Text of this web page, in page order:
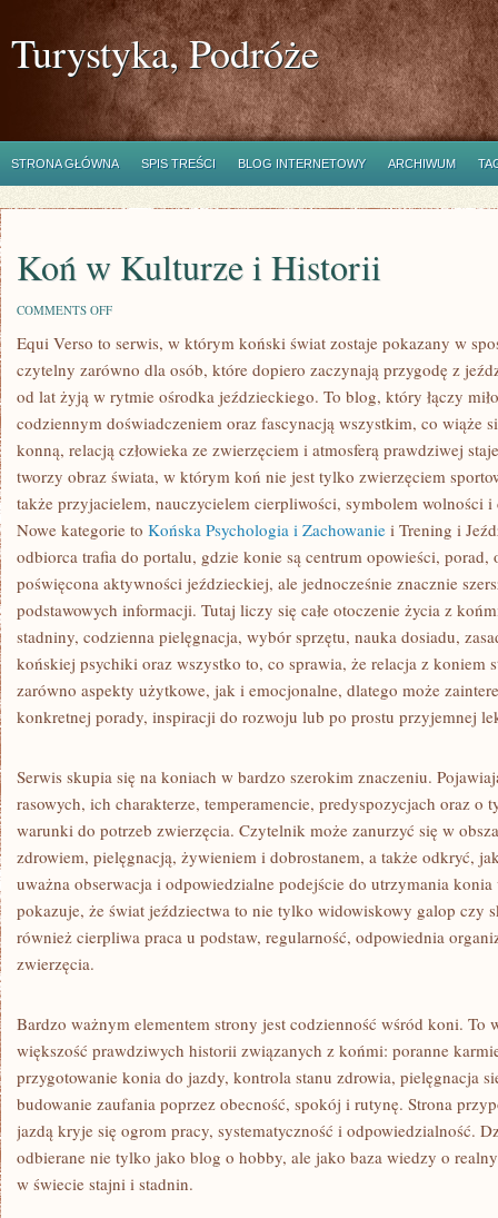
Turystyka, Podróże
STRONA GŁÓWNA SPIS TREŚCI BLOG INTERNETOWY ARCHIWUM
Koń w Kulturze i Historii
COMMENTS OFFON
W
I
HISTORII
Equi Verso to serwis, w którym koński świat zostaje pokazany w
czytelny zarówno dla osób, które dopiero zaczynają przygodę z
od lat żyją w rytmie ośrodka jeździeckiego. To blog, który łączy
codziennym doświadczeniem oraz fascynacją wszystkim, co wiąże
konną, relacją człowieka ze zwierzęciem i atmosferą prawdziwej
tworzy obraz świata, w którym koń nie jest tylko zwierzęciem
także przyjacielem, nauczycielem cierpliwości, symbolem wolności
Nowe kategorie to Końska Psychologia i Zachowanie i Trening i
odbiorca trafia do portalu, gdzie konie są centrum opowieści,
poświęcona aktywności jeździeckiej, ale jednocześnie znacznie
podstawowych informacji. Tutaj liczy się całe otoczenie życia z
stadniny, codzienna pielęgnacja, wybór sprzętu, nauka dosiadu,
końskiej psychiki oraz wszystko to, co sprawia, że relacja z koniem
zarówno aspekty użytkowe, jak i emocjonalne, dlatego może
konkretnej porady, inspiracji do rozwoju lub po prostu przyjemnej
Serwis skupia się na koniach w bardzo szerokim znaczeniu.
rasowych, ich charakterze, temperamencie, predyspozycjach oraz o
warunki do potrzeb zwierzęcia. Czytelnik może zanurzyć się w
zdrowiem, pielęgnacją, żywieniem i dobrostanem, a także odkryć,
uważna obserwacja i odpowiedzialne podejście do utrzymania
pokazuje, że świat jeździectwa to nie tylko widowiskowy galop czy
również cierpliwa praca u podstaw, regularność, odpowiednia
zwierzęcia.
Bardzo ważnym elementem strony jest codzienność wśród koni. To
większość prawdziwych historii związanych z końmi: poranne
przygotowanie konia do jazdy, kontrola stanu zdrowia, pielęgnacja
budowanie zaufania poprzez obecność, spokój i rutynę. Strona
jazdą kryje się ogrom pracy, systematyczność i odpowiedzialność.
odbierane nie tylko jako blog o hobby, ale jako baza wiedzy o
w świecie stajni i stadnin.